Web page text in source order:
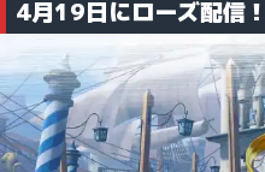
4月19日にローズ配信！